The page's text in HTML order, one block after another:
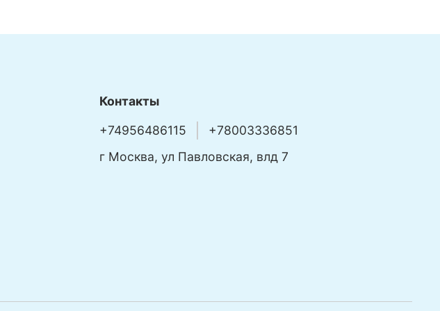
Контакты
+74956486115
+78003336851
г Москва, ул Павловская, влд 7